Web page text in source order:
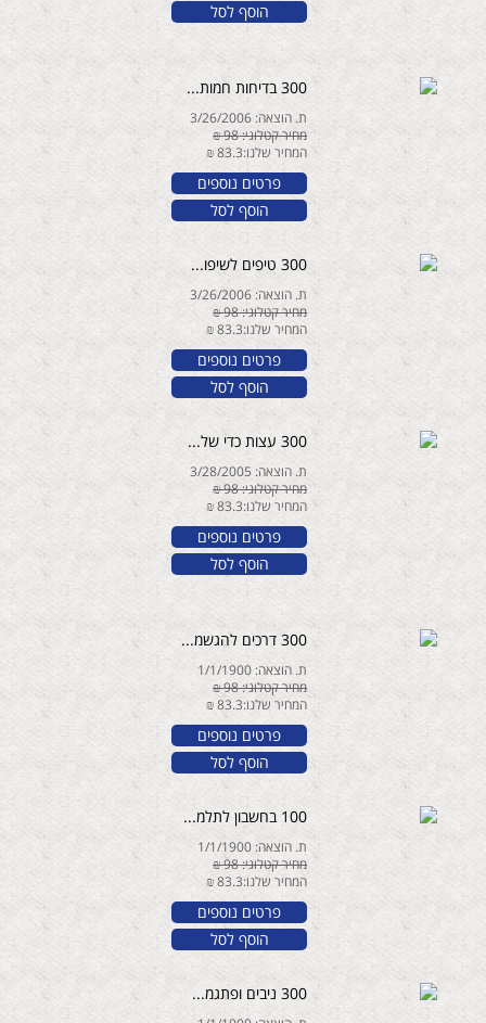
הוסף לסל
300 בדיחות חמות...
ת. הוצאה: 3/26/2006
מחיר קטלוגי: 98 ₪
המחיר שלנו:83.3 ₪
פרטים נוספים
הוסף לסל
300 טיפים לשיפו...
ת. הוצאה: 3/26/2006
מחיר קטלוגי: 98 ₪
המחיר שלנו:83.3 ₪
פרטים נוספים
הוסף לסל
300 עצות כדי של...
ת. הוצאה: 3/28/2005
מחיר קטלוגי: 98 ₪
המחיר שלנו:83.3 ₪
פרטים נוספים
הוסף לסל
300 דרכים להגשמ...
ת. הוצאה: 1/1/1900
מחיר קטלוגי: 98 ₪
המחיר שלנו:83.3 ₪
פרטים נוספים
הוסף לסל
100 בחשבון לתלמ...
ת. הוצאה: 1/1/1900
מחיר קטלוגי: 98 ₪
המחיר שלנו:83.3 ₪
פרטים נוספים
הוסף לסל
300 ניבים ופתגמ...